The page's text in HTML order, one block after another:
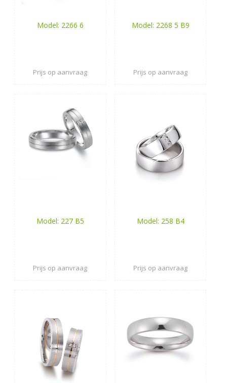
Model: 2266 6
Prijs op aanvraag
Model: 2268 5 B9
Prijs op aanvraag
Model: 227 B5
Prijs op aanvraag
Model: 258 B4
Prijs op aanvraag